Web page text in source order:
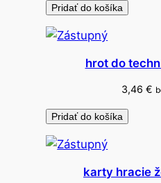
s
k
o
Pridať do košíka
hrot do
3,46 €
Pridať do košíka
karty hracie